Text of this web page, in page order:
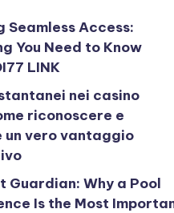
Seamless Access:
You Need to Know
LINK
nei casino
riconoscere e
vero vantaggio
Guardian: Why a Pool
Is the Most